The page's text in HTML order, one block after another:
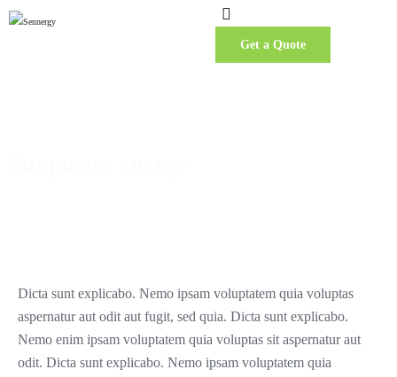
Get a Quote
Dicta sunt explicabo. Nemo ipsam voluptatem quia voluptas
aspernatur aut odit aut fugit, sed quia. Dicta sunt explicabo.
Nemo enim ipsam voluptatem quia voluptas sit aspernatur aut
odit. Dicta sunt explicabo. Nemo ipsam voluptatem quia